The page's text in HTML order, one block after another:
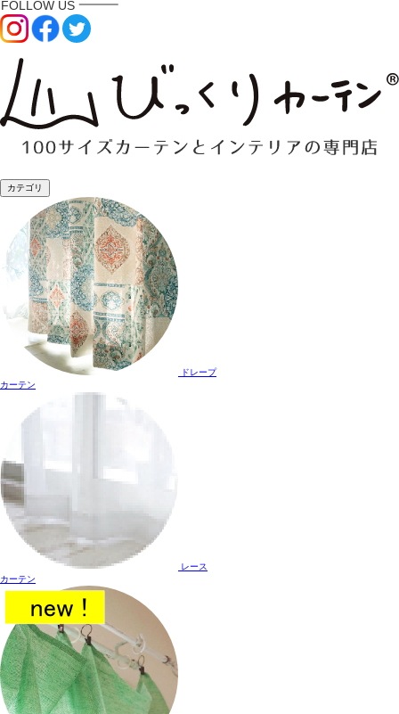
カテゴリ
ドレープ
カーテン
レース
カーテン